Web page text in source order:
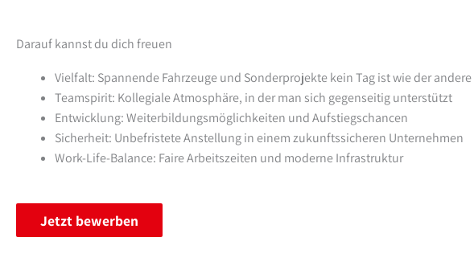
Darauf kannst du dich freuen
Vielfalt: Spannende Fahrzeuge und Sonderprojekte kein Tag ist wie der andere
Teamspirit: Kollegiale Atmosphäre, in der man sich gegenseitig unterstützt
Entwicklung: Weiterbildungsmöglichkeiten und Aufstiegschancen
Sicherheit: Unbefristete Anstellung in einem zukunftssicheren Unternehmen
Work-Life-Balance: Faire Arbeitszeiten und moderne Infrastruktur
Jetzt bewerben